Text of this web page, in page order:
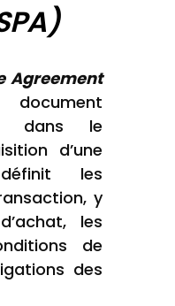
Agreement
dans le
d’une
les
y
les
de
des